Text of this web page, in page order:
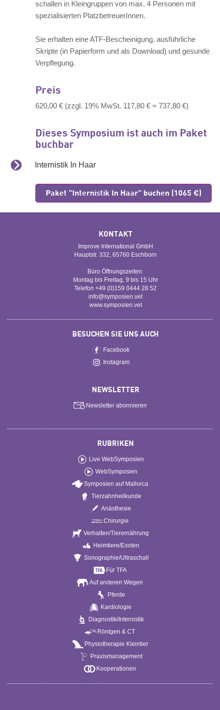
schallen in Kleingruppen von max. 4 Personen mit
spezialisierten PlatzbetreuerInnen.
Sie erhalten eine ATF-Bescheinigung, ausführliche
Skripte (in Papierform und als Download) und gesunde
Verpflegung.
Preis
620,00 € (zzgl. 19% MwSt. 117,80 € = 737,80 €)
Dieses Symposium ist auch im Paket
buchbar
Internistik In Haar
Paket "Internistik In Haar" buchen (1065 €)
KONTAKT
Improve International GmbH
Hauptstr. 332, 65760 Eschborn
Büro Öffnungszeiten:
Montag bis Freitag, 9 bis 15 Uhr
Telefon +49 (0)159 0444 28 52
info@symposien.vet
www.symposien.vet
BESUCHEN SIE UNS AUCH
Facebook
Instagram
NEWSLETTER
Newsletter abonnieren
RUBRIKEN
Live WebSymposien
WebSymposien
Symposien auf Mallorca
Tierzahnheilkunde
Anästhesie
Chirurgie
Verhalten/Tierernährung
Heimtiere/Exoten
Sonographie/Ultraschall
Für TFA
Auf anderen Wegen
Pferde
Kardiologie
Diagnostik/Internistik
Röntgen & CT
Physiotherapie Kleintier
Praxismanagement
Kooperationen